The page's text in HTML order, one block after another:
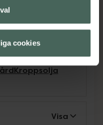
cookies
Kroppsolja
Visa